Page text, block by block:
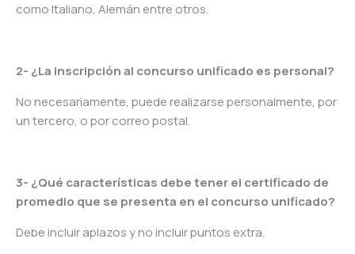
como Italiano, Alemán entre otros.
2- ¿La inscripción al concurso unificado es personal?
No necesariamente, puede realizarse personalmente, por
un tercero, o por correo postal.
3- ¿Qué características debe tener el certificado de
promedio que se presenta en el concurso unificado?
Debe incluir aplazos y no incluir puntos extra.